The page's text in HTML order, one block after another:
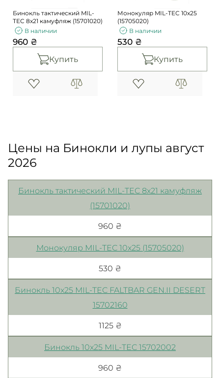
Бинокль тактический MIL-
TEC 8х21 камуфляж (15701020)
В наличии
960 ₴
Купить
Монокуляр MIL-TEC 10x25
(15705020)
В наличии
530 ₴
Купить
Цены на Бинокли и лупы август
2026
Бинокль тактический MIL-TEC 8х21 камуфляж
(15701020)
960 ₴
Монокуляр MIL-TEC 10x25 (15705020)
530 ₴
Бинокль 10х25 MIL-TEC FALTBAR GEN.II DESERT
15702160
1125 ₴
Бинокль 10x25 MIL-TEC 15702002
960 ₴